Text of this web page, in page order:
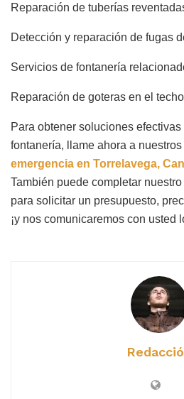
Reparación de tuberías
Detección y reparación de fugas
Servicios de fontanería
Reparación de goteras en el
Para obtener soluciones
fontanería, llame ahora a nuestros
emergencia en Torrelavega,
También puede completar
para solicitar un presupuesto,
¡y nos comunicaremos con usted